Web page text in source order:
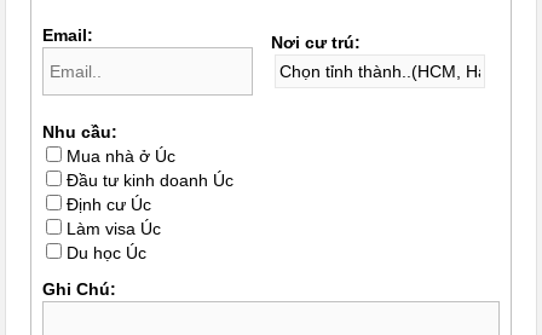
Email: Nơi cư trú:
Nhu cầu:
Mua nhà ở Úc
Đầu tư kinh doanh Úc
Định cư Úc
Làm visa Úc
Du học Úc
Ghi Chú: